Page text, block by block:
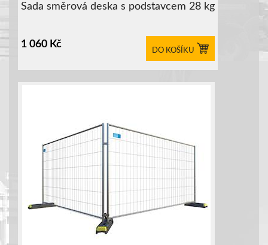
Sada směrová deska s podstavcem 28 kg
1 060 Kč
DO KOŠÍKU